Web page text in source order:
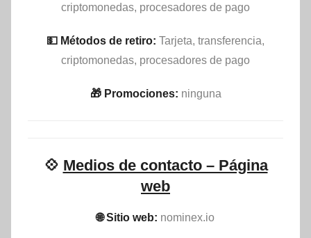
criptomonedas, procesadores de pago
💵​ Métodos de retiro: Tarjeta, transferencia,
criptomonedas, procesadores de pago
🎁 Promociones: ninguna
💠 Medios de contacto – Página
web
🌐 Sitio web: nominex.io